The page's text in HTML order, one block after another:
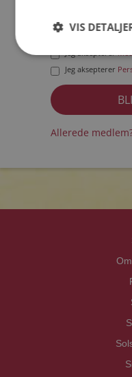
Jeg aksepterer
Jeg aksepterer
Allerede
VIS